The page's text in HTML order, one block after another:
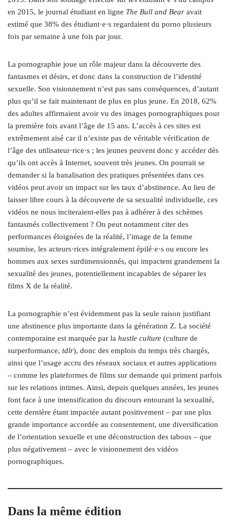
en 2015, le journal étudiant en ligne The Bull and Bear avait
estimé que 38% des étudiant·e·s regardaient du porno plusieurs
fois par semaine à une fois par jour.
La pornographie joue un rôle majeur dans la découverte des
fantasmes et désirs, et donc dans la construction de l’identité
sexuelle. Son visionnement n’est pas sans conséquences, d’autant
plus qu’il se fait maintenant de plus en plus jeune. En 2018, 62%
des adultes affirmaient avoir vu des images pornographiques pour
la première fois avant l’âge de 15 ans. L’accès à ces sites est
extrêmement aisé car il n’existe pas de véritable vérification de
l’âge des utilisateur·rice·s ; les jeunes peuvent donc y accéder dès
qu’ils ont accès à Internet, souvent très jeunes. On pourrait se
demander si la banalisation des pratiques présentées dans ces
vidéos peut avoir un impact sur les taux d’abstinence. Au lieu de
laisser libre cours à la découverte de sa sexualité individuelle, ces
vidéos ne nous inciteraient-elles pas à adhérer à des schèmes
fantasmés collectivement ? On peut notamment citer des
performances éloignées de la réalité, l’image de la femme
soumise, les acteurs·rices intégralement épilé·e·s ou encore les
hommes aux sexes surdimensionnés, qui impactent grandement la
sexualité des jeunes, potentiellement incapables de séparer les
films X de la réalité.
La pornographie n’est évidemment pas la seule raison justifiant
une abstinence plus importante dans la génération Z. La société
contemporaine est marquée par la hustle culture (culture de
surperformance, tdlr), donc des emplois du temps très chargés,
ainsi que l’usage accru des réseaux sociaux et autres applications
– comme les plateformes de films sur demande qui priment parfois
sur les relations intimes. Ainsi, depuis quelques années, les jeunes
font face à une intensification du discours entourant la sexualité,
cette dernière étant impactée autant positivement – par une plus
grande importance accordée au consentement, une diversification
de l’orientation sexuelle et une déconstruction des tabous – que
plus négativement – avec le visionnement des vidéos
pornographiques.
Dans la même édition